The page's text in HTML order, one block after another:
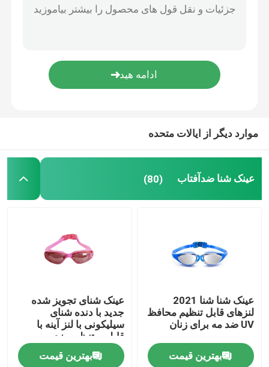
عینک ایمنی صنعتی
غواصی شنا کردن
اسب سواری ژاکی
لنز ضد لک
عینک ضد غواصی ضد مه
غواصی غواصی
موارد دیگر از ایالات متحده
عینک شنا ضدآفتاب (80)
عینک شنا شنا 2021
لنزهای قابل تنظیم محافظ
UV ضد مه برای زنان
بهترین قیمت
عینک شنای تجویز شده
جدید با دنده شنای
سیلیکونی با لنز آینه با
قابلیت تنظیم ضد مه و
محافظت در برابر اشعه
ماورا UV بنفش
بهترین قیمت